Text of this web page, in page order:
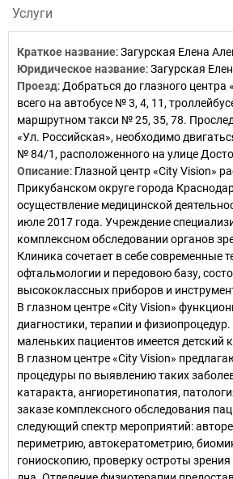
Услуги
Краткое название:Загурская Елена
Юридическое название:Загурская
Проезд: Добраться до глазного центра
всего на автобусе № 3, 4, 11,
маршрутном такси № 25, 35, 78.
«Ул. Российская», необходимо
№ 84/1, расположенного на улице
Описание: Глазной центр «City Vision»
Прикубанском округе города
осуществление медицинской
июле 2017 года. Учреждение
комплексном обследовании органов
Клиника сочетает в себе современные
офтальмологии и передовою базу,
высококлассных приборов и
В глазном центре «City Vision»
диагностики, терапии и
маленьких пациентов имеется детский
В глазном центре «City Vision»
процедуры по выявлению таких
катаракта, ангиоретинопатия,
заказе комплексного обследования
следующий спектр мероприятий:
периметрию, автокератометрию,
гониоскопию, проверку остроты зрения